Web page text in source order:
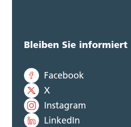
Departementssekretariat (0)
Bleiben Sie informiert
Facebook
X
Instagram
LinkedIn